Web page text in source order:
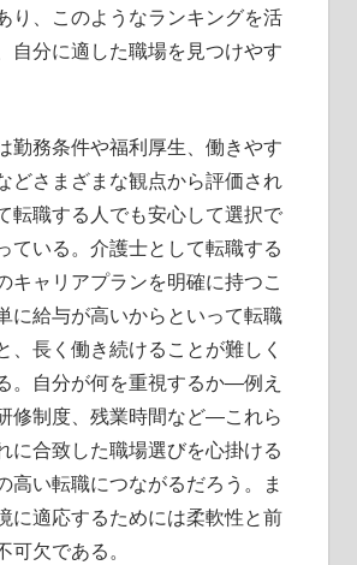
り、このようなランキングを活
自分に適した職場を見つけやす
勤務条件や福利厚生、働きやす
どさまざまな観点から評価され
転職する人でも安心して選択で
ている。介護士として転職する
キャリアプランを明確に持つこ
に給与が高いからといって転職
、長く働き続けることが難しく
。自分が何を重視するか―例え
修制度、残業時間など―これら
に合致した職場選びを心掛ける
高い転職につながるだろう。ま
に適応するためには柔軟性と前
欠である。